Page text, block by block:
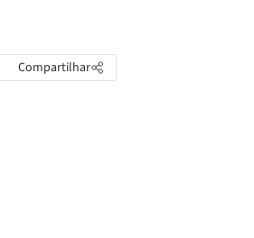
Compartilhar